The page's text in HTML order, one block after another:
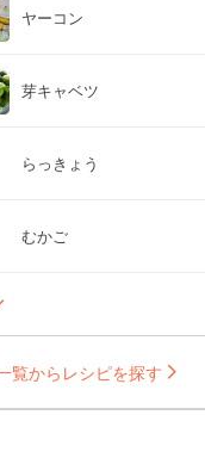
ヤーコン
芽キャベツ
らっきょう
むかご
覧からレシピを探す